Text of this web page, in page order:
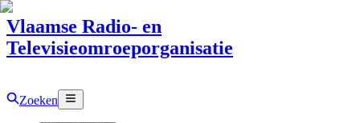
Vlaamse Radio- en
Televisieomroeporganisatie
Zoeken